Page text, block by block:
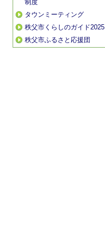
制度
タウンミーティング
秩父市くらしのガイド2025
秩父市ふるさと応援団